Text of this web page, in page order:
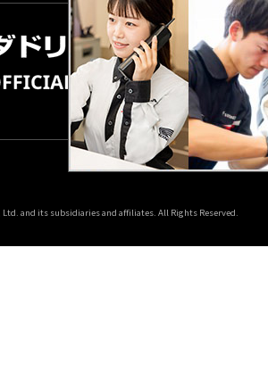
Ltd. and its subsidiaries and affiliates. All Rights Reserved.